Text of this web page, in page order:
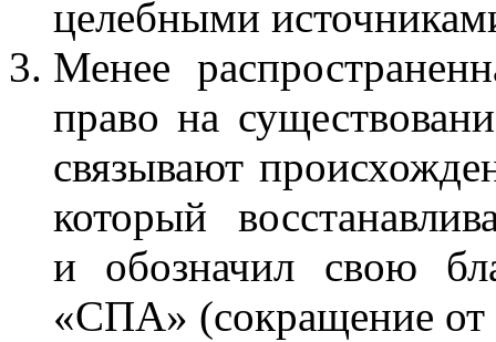
целебными
Менее
право на
связывают
который
и обозначил свою
«СПА» (сокращение от